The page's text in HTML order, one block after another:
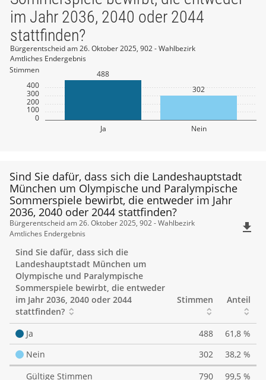
0
100
200
300
400
Stimmen
Ja Nein
488
302
im Jahr 2036, 2040 oder 2044
stattfinden?
Bürgerentscheid am 26. Oktober 2025, 902 - Wahlbezirk
Amtliches Endergebnis
Sind Sie dafür, dass sich die Landeshauptstadt
München um Olympische und Paralympische
Sommerspiele bewirbt, die entweder im Jahr
2036, 2040 oder 2044 stattfinden?
Sind
Sie
dafür,
dass
sich
die
Landeshauptstadt
München
Bürgerentscheid am 26. Oktober 2025, 902 - Wahlbezirk
Amtliches Endergebnis
file_download
Sind Sie dafür, dass sich die
Landeshauptstadt München um
Olympische und Paralympische
Sommerspiele bewirbt, die entweder
im Jahr 2036, 2040 oder 2044
stattfinden?
Stimmen Anteil
Ja 488
61,8 %
Nein
302
38,2 %
Gültige Stimmen
790
99,5 %